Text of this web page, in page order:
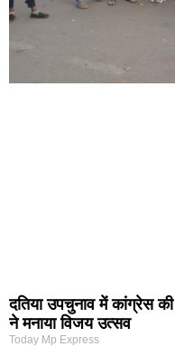
दतिया उपचुनाव में कांग्रेस
ने मनाया विजय उत्सव
Today Mp Express